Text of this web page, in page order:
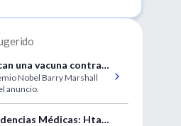
una vacuna contra
Nobel Barry Marshall
anuncio.
Médicas: Htal.